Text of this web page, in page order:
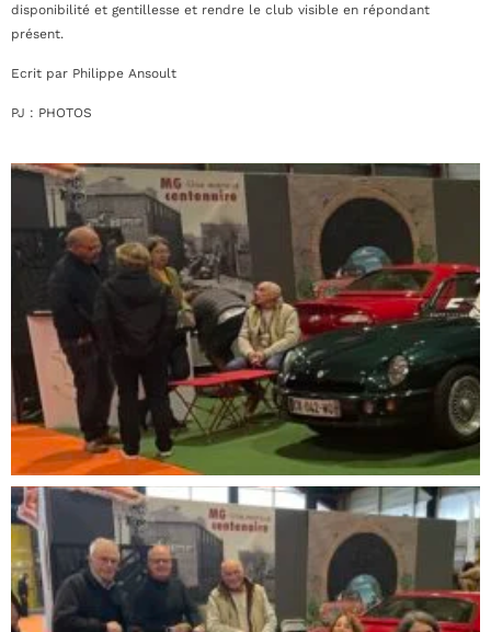
disponibilité et gentillesse et rendre le club visible en répondant
présent.
Ecrit par Philippe Ansoult
PJ : PHOTOS